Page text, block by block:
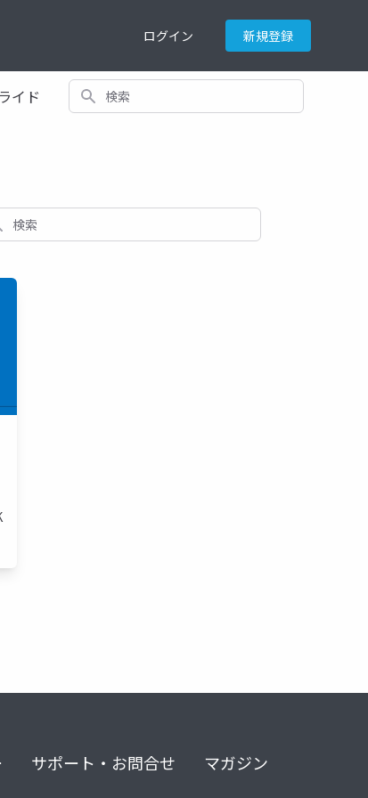
ログイン 新規登録
イド 検索
サポート・お問合せ マガジン